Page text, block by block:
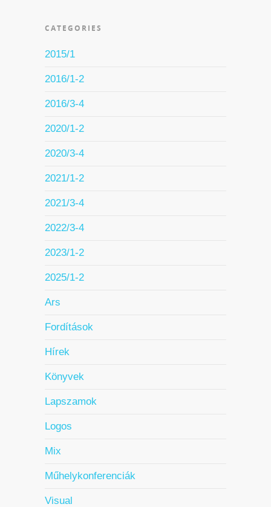
CATEGORIES
2015/1
2016/1-2
2016/3-4
2020/1-2
2020/3-4
2021/1-2
2021/3-4
2022/3-4
2023/1-2
2025/1-2
Ars
Fordítások
Hírek
Könyvek
Lapszamok
Logos
Mix
Műhelykonferenciák
Visual